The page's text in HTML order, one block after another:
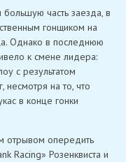
часть заезда, в
гонщиком на
Однако в последнюю
к смене лидера:
с результатом
на то, что
в конце гонки
отрывом опередить
Racing» Розенквиста и